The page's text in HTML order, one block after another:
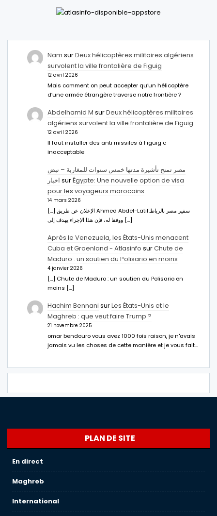
Nam surDeux hélicoptères militaires algériens
survolent la ville frontalière de Figuig
12 avril 2026
Mais comment on peut accepter qu’un hélicoptère
d’une armée étrangère traverse notre frontière ?
Abdelhamid M surDeux hélicoptères militaires
algériens survolent la ville frontalière de Figuig
12 avril 2026
Il faut installer des anti missiles à Figuig c
inacceptable
مصر تمنح تأشيرة مدتها خمس سنوات للمغاربة – نبض
اخبار surÉgypte: Une nouvelle option de visa
pour les voyageurs marocains
14 mars 2026
[…] الإعلان عن طريق Ahmed Abdel-Latifسفير مصر بالرباط.
ووفقا له، فإن هذا الإجراء يهدف إلى […]
Après le Venezuela, les États-Unis menacent
Cuba et Groenland - Atlasinfo surChute de
Maduro : un soutien du Polisario en moins
4 janvier 2026
[…] Chute de Maduro : un soutien du Polisario en
moins […]
Hachim Bennani surLes États-Unis et le
Maghreb : que veut faire Trump ?
21 novembre 2025
omar bendouro vous avez 1000 fois raison, je n'avais
jamais vu les choses de cette manière et je vous fait…
PLAN DE SITE
En direct
Maghreb
International